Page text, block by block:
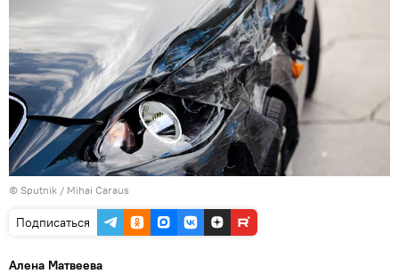
© Sputnik / Mihai Caraus
Подписаться
Алена Матвеева